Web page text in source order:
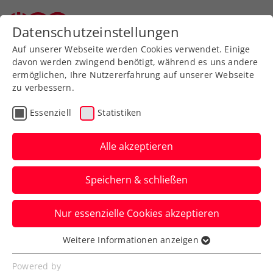
Zurück zur Newsübersicht
Turniere
NÖ Open powered by
EVN: Pichler und Melzer
in der Qualifikation
weiter
Für die übrigen Österreicher beim ATP-
Challenger in Tulln heißt es diesmal:
Youngsters, bitte warten.
Datenschutzeinstellungen
Auf unserer Webseite werden Cookies verwendet. Einige
davon werden zwingend benötigt, während es uns andere
ermöglichen, Ihre Nutzererfahrung auf unserer Webseite
zu verbessern.
Essenziell Statistiken
Alle akzeptieren
Speichern & schließen
Nur essenzielle Cookies akzeptieren
Essenziell
Essenzielle Cookies werden für grundlegende
Weitere Informationen anzeigen
Powered by